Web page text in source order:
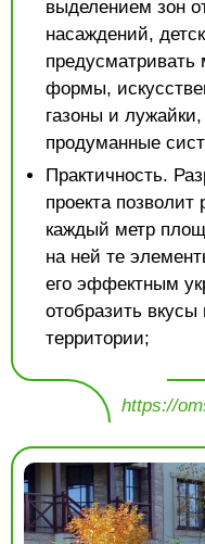
выделением зон
насаждений,
предусматривать
формы,
газоны и
продуманные
Практичность.
проекта позволит
каждый метр
на ней те
его эффектным
отобразить
территории;
https://